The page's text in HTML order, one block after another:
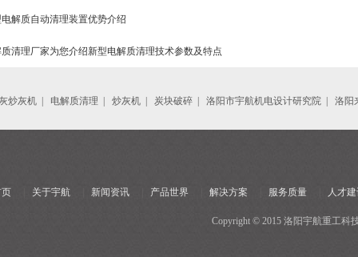
解质自动清理装置优势介绍
清理厂家为您介绍新型电解质清理技术参数及特点
炒灰机 电解质清理 炒灰机 炭块破碎 洛阳市宇航机电设计研究院 洛阳
关于宇航 新闻资讯 产品世界 解决方案 服务质量 人才
Copyright © 2015 洛阳宇航重工科